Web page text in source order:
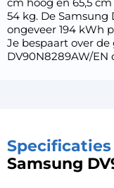
54 kg. De
ongeveer 194 kWh
Je bespaart over
DV90N8289AW/EN
Specificaties
Samsung